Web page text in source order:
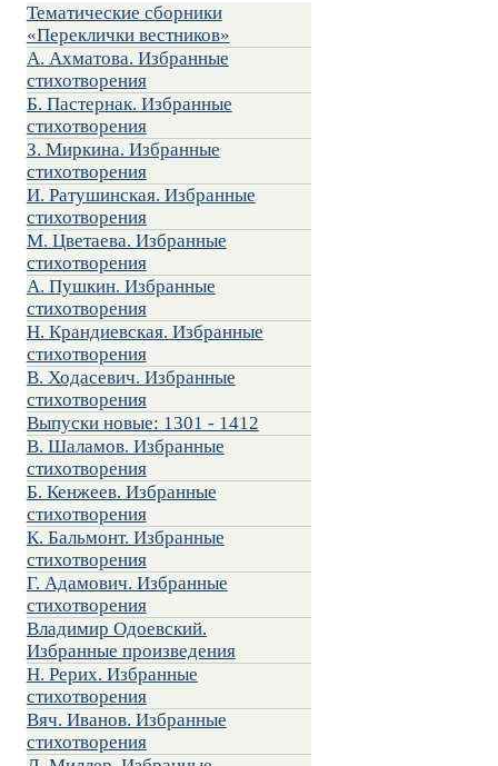
Тематические сборники
«Переклички вестников»
А. Ахматова. Избранные
стихотворения
Б. Пастернак. Избранные
стихотворения
З. Миркина. Избранные
стихотворения
И. Ратушинская. Избранные
стихотворения
М. Цветаева. Избранные
стихотворения
А. Пушкин. Избранные
стихотворения
Н. Крандиевская. Избранные
стихотворения
В. Ходасевич. Избранные
стихотворения
Выпуски новые: 1301 - 1412
В. Шаламов. Избранные
стихотворения
Б. Кенжеев. Избранные
стихотворения
К. Бальмонт. Избранные
стихотворения
Г. Адамович. Избранные
стихотворения
Владимир Одоевский.
Избранные произведения
Н. Рерих. Избранные
стихотворения
Вяч. Иванов. Избранные
стихотворения